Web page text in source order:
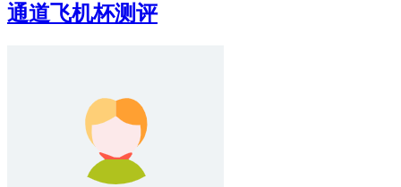
通道飞机杯测评